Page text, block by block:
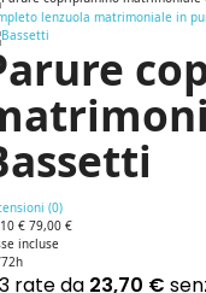
lenzuola matrimoniale in
(0)
€ 79,00 €
incluse